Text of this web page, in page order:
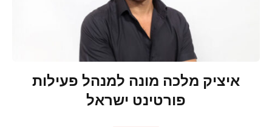
איציק מלכה מונה למנהל פעילות
פורטינט ישראל